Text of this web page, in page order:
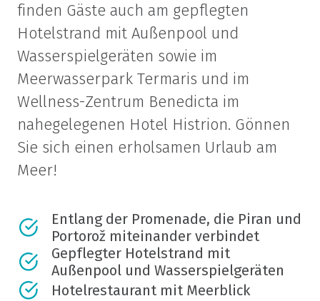
finden Gäste auch am gepflegten
Hotelstrand mit Außenpool und
Wasserspielgeräten sowie im
Meerwasserpark Termaris und im
Wellness-Zentrum Benedicta im
nahegelegenen Hotel Histrion. Gönnen
Sie sich einen erholsamen Urlaub am
Meer!
Entlang der Promenade, die Piran und
Portorož miteinander verbindet
Gepflegter Hotelstrand mit
Außenpool und Wasserspielgeräten
Hotelrestaurant mit Meerblick